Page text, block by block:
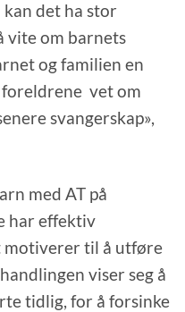
det ha stor
vite om barnets
og familien en
foreldrene vet om
svangerskap»,
med AT på
har effektiv
motiverer til å utføre
viser seg å
tidlig, for å forsinke